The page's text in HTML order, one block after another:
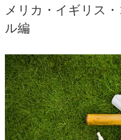
メリカ・イギリス
ル編